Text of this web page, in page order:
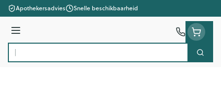
Ga naar de inhoud
Apothekersadvies Snelle beschikbaarheid
Menu
Product, merk, categorie...
Zoek